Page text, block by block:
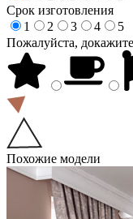
Срок изготовления
1
2 3 4
5
Пожалуйста,
Похожие модели